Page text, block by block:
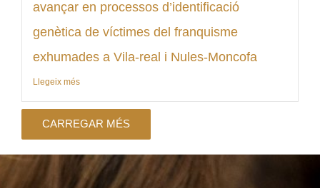
avançar en processos d’identificació
genètica de víctimes del franquisme
exhumades a Vila-real i Nules-Moncofa
Llegeix més
CARREGAR MÉS